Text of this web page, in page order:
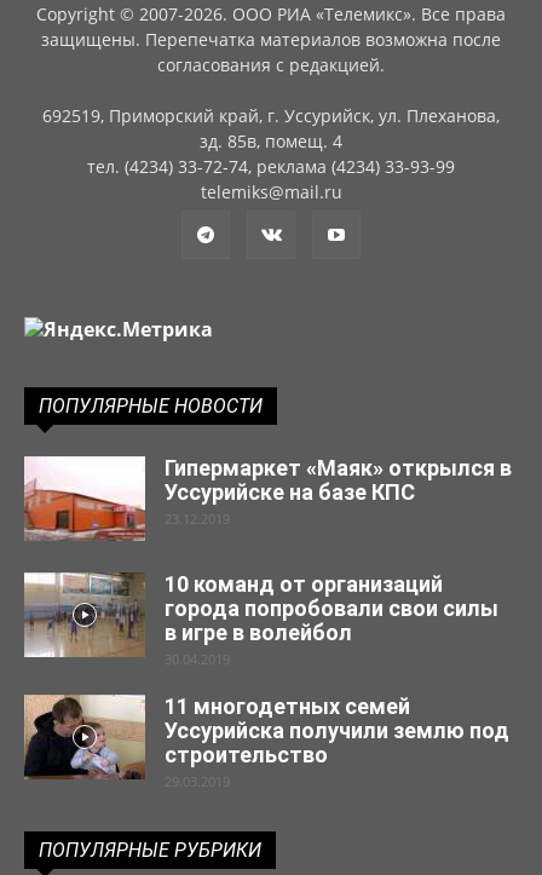
Copyright © 2007-2026. ООО РИА «Телемикс». Все права
защищены. Перепечатка материалов возможна после
согласования с редакцией.
692519, Приморский край, г. Уссурийск, ул. Плеханова,
зд. 85в, помещ. 4
тел. (4234) 33-72-74, реклама (4234) 33-93-99
telemiks@mail.ru
ПОПУЛЯРНЫЕ НОВОСТИ
Гипермаркет «Маяк» открылся в
Уссурийске на базе КПС
23.12.2019
10 команд от организаций
города попробовали свои силы
в игре в волейбол
30.04.2019
11 многодетных семей
Уссурийска получили землю под
строительство
29.03.2019
ПОПУЛЯРНЫЕ РУБРИКИ